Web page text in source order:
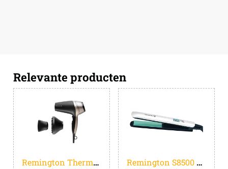
Relevante producten
Remington Thermacare PRO 2300 D5715 Remington S8500 Shine Therapy